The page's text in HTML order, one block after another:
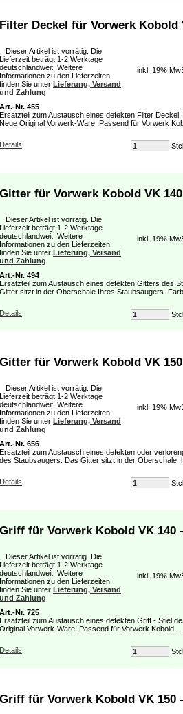
Filter Deckel für Vorwerk Kobold
Dieser Artikel ist vorrätig. Die
Lieferzeit beträgt 1-2 Werktage
deutschlandweit. Weitere
Informationen zu den Lieferzeiten
finden Sie unter Lieferung, Versand
und Zahlung
inkl. 19%
Art.-Nr. 455
Ersatzteil zum Austausch eines defekten Filter Deckel
Neue Original Vorwerk-Ware! Passend für Vorwerk
Details
Gitter für Vorwerk Kobold VK 140
Dieser Artikel ist vorrätig. Die
Lieferzeit beträgt 1-2 Werktage
deutschlandweit. Weitere
Informationen zu den Lieferzeiten
finden Sie unter Lieferung, Versand
und Zahlung
inkl. 19%
Art.-Nr. 494
Ersatzteil zum Austausch eines defekten Gitters des
Gitter sitzt in der Oberschale Ihres Staubsaugers.
Details
Gitter für Vorwerk Kobold VK 150
Dieser Artikel ist vorrätig. Die
Lieferzeit beträgt 1-2 Werktage
deutschlandweit. Weitere
Informationen zu den Lieferzeiten
finden Sie unter Lieferung, Versand
und Zahlung
inkl. 19%
Art.-Nr. 656
Ersatzteil zum Austausch eines defekten oder
des Staubsaugers. Das Gitter sitzt in der Oberschale
Details
Griff für Vorwerk Kobold VK 140
Dieser Artikel ist vorrätig. Die
Lieferzeit beträgt 1-2 Werktage
deutschlandweit. Weitere
Informationen zu den Lieferzeiten
finden Sie unter Lieferung, Versand
und Zahlung
inkl. 19%
Art.-Nr. 725
Ersatzteil zum Austausch eines defekten Griff - Stiel
Original Vorwerk-Ware! Passend für Vorwerk Kobold ...
Details
Griff für Vorwerk Kobold VK 150